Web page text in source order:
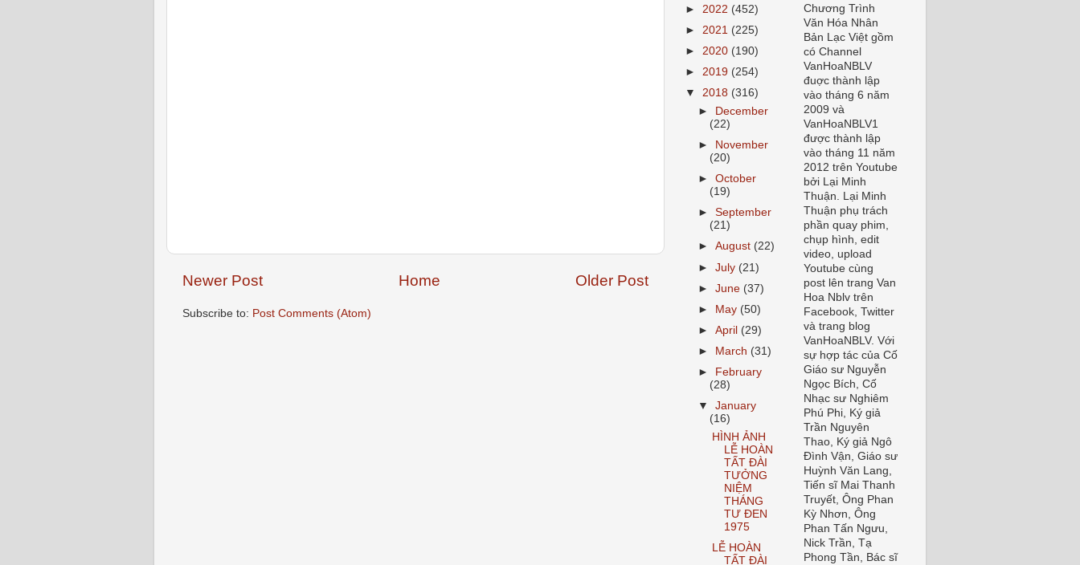
Newer Post Older Post
Home
Subscribe to: Post Comments (Atom)
► 2022 (452)
► 2021 (225)
► 2020 (190)
► 2019 (254)
▼ 2018 (316)
►
December
(22)
►
November
(20)
►October
(19)
►September
(21)
►August (22)
►July (21)
►June (37)
►
May (50)
►April (29)
►
March (31)
►
February
(28)
▼January
(16)
HÌNH ẢNH
LỄ HOÀN
TẤT ĐÀI
TƯỞNG
NIỆM
THÁNG
TƯ ĐEN
1975
LỄ HOÀN
TẤT ĐÀI
Chương Trình
Văn Hóa Nhân
Bản Lạc Việt gồm
có Channel
VanHoaNBLV
đuợc thành lập
vào tháng 6 năm
2009 và
VanHoaNBLV1
được thành lập
vào tháng 11 năm
2012 trên Youtube
bởi Lại Minh
Thuận. Lại Minh
Thuận phụ trách
phần quay phim,
chụp hình, edit
video, upload
Youtube cùng
post lên trang Van
Hoa Nblv trên
Facebook, Twitter
và trang blog
VanHoaNBLV. Với
sự hợp tác của Cố
Giáo sư Nguyễn
Ngọc Bích, Cố
Nhạc sư Nghiêm
Phú Phi, Ký giả
Trần Nguyên
Thao, Ký giả Ngô
Đình Vận, Giáo sư
Huỳnh Văn Lang,
Tiến sĩ Mai Thanh
Truyết, Ông Phan
Kỳ Nhơn, Ông
Phan Tấn Ngưu,
Nick Trần, Tạ
Phong Tần, Bác sĩ